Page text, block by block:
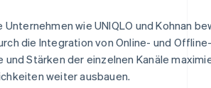
wie UNIQLO und Kohnan
die Integration von Online- und
Stärken der einzelnen Kanäle
weiter ausbauen.